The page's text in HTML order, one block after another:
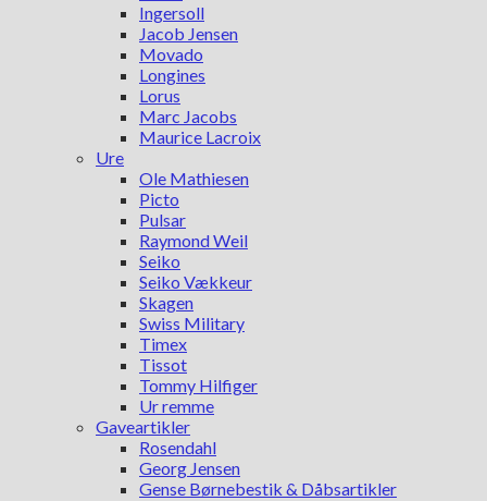
Ingersoll
Jacob Jensen
Movado
Longines
Lorus
Marc Jacobs
Maurice Lacroix
Ure
Ole Mathiesen
Picto
Pulsar
Raymond Weil
Seiko
Seiko Vækkeur
Skagen
Swiss Military
Timex
Tissot
Tommy Hilfiger
Ur remme
Gaveartikler
Rosendahl
Georg Jensen
Gense Børnebestik & Dåbsartikler